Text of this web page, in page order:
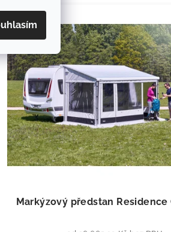
Markýzový předstan Residence